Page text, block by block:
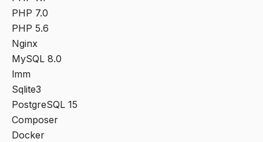
PHP 7.0
PHP 5.6
Nginx
MySQL 8.0
lmm
Sqlite3
PostgreSQL 15
Composer
Docker